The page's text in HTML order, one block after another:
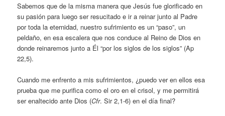
Sabemos que de la misma manera que Jesús fue glorificado en
su pasión para luego ser resucitado e ir a reinar junto al Padre
por toda la eternidad, nuestro sufrimiento es un “paso”, un
peldaño, en esa escalera que nos conduce al Reino de Dios en
donde reinaremos junto a Él “por los siglos de los siglos” (Ap
22,5).
Cuando me enfrento a mis sufrimientos, ¿puedo ver en ellos esa
prueba que me purifica como el oro en el crisol, y me permitirá
ser enaltecido ante Dios (Cfr. Sir 2,1-6) en el día final?